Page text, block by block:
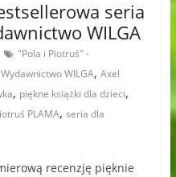
seria
WILGA
"Pola i Piotruś" -
WILGA, Axel
, piękne książki dla dzieci,
PLAMA, seria dla
recenzję pięknie